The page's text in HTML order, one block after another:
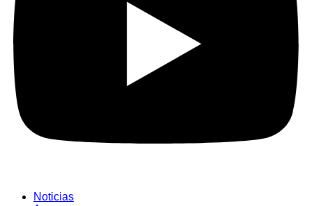
Noticias